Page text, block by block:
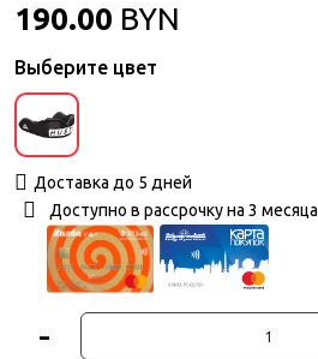
190.00 BYN
Выберите цвет
Доставка до 5 дней
Доступно в рассрочку на 3 месяца
-